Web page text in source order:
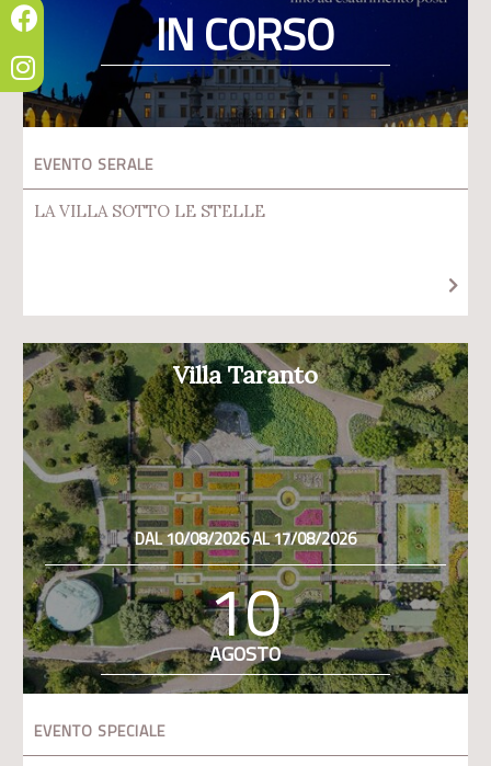
IN CORSO
EVENTO SERALE
LA VILLA SOTTO LE STELLE
Villa Taranto
DAL 10/08/2026 AL 17/08/2026
10
AGOSTO
EVENTO SPECIALE